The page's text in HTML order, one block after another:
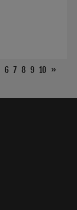
6 7 8 9 10 »